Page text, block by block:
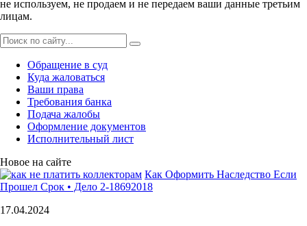
не используем, не продаем и не передаем ваши данные третьим
лицам.
Обращение в суд
Куда жаловаться
Ваши права
Требования банка
Подача жалобы
Оформление документов
Исполнительный лист
Новое на сайте
Как Оформить Наследство Если
Прошел Срок • Дело 2-18692018
17.04.2024